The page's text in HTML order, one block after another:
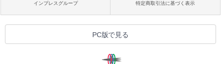
インプレスグループ 特定商取引法に基づく表示
PC版で見る